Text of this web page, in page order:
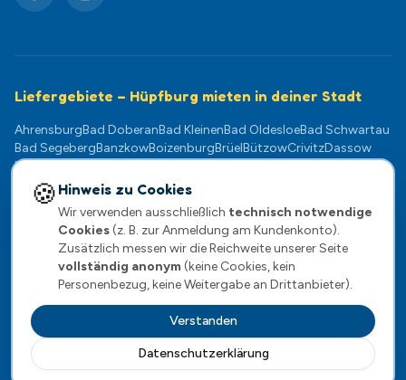
Liefergebiete – Hüpfburg mieten in deiner Stadt
AhrensburgBad DoberanBad KleinenBad OldesloeBad Schwartau
Bad SegebergBanzkowBoizenburgBrüelBützowCrivitzDassow
Dömitz
Güstrow HagenowKlützKühlungsborn
Lübeck
PampowParchimPlate Plau am SeeRatzeburgRehnaReinfeld
RostockScharbeutzSchwaanSchwarzenbekSchwerinSternberg
StockelsdorfStralendorfTeterowTimmendorfer Strand
TravemündeWarnemündeWentorfWismarWittenburg Zarrentin
Impressum·Datenschutz·AGB·Widerrufsrecht
🍪 Hinweis zu Cookies
Wir verwenden ausschließlich technisch notwendige
Cookies(z. B. zur Anmeldung am Kundenkonto).
Zusätzlich messen wir die Reichweite unserer Seite
vollständig anonym (keine Cookies, kein
Personenbezug, keine Weitergabe an Drittanbieter).
Datenschutzerklärung
Verstanden